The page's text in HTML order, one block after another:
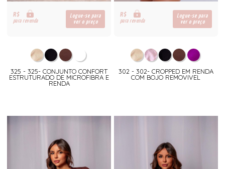
R$
para revenda
Logue-se para
ver o preço
325 - 325- CONJUNTO CONFORT
ESTRUTURADO DE MICROFIBRA E
RENDA
R$
para revenda
Logue-se para
ver o preço
302 - 302- CROPPED EM RENDA
COM BOJO REMOVIVEL